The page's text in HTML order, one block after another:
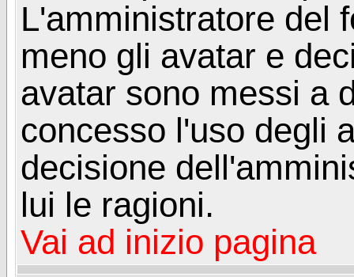
L'amministratore del
meno gli avatar e
avatar sono messi a
concesso l'uso degli
decisione
lui le ragioni.
Vai ad inizio pagina